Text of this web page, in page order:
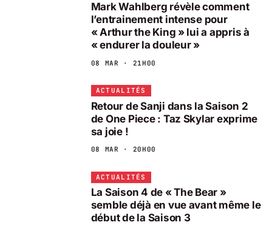
Mark Wahlberg révèle comment
l’entrainement intense pour
« Arthur the King » lui a appris à
« endurer la douleur »
08 MAR · 21H00
ACTUALITÉS
Retour de Sanji dans la Saison 2
de One Piece : Taz Skylar exprime
sa joie !
08 MAR · 20H00
ACTUALITÉS
La Saison 4 de « The Bear »
semble déjà en vue avant même le
début de la Saison 3